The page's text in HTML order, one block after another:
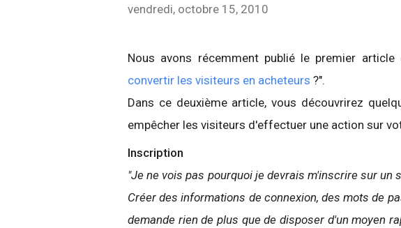
vendredi, octobre 15, 2010
Nous avons récemment publié le premier
convertir les visiteurs en acheteurs ?".
Dans ce deuxième article, vous découvrirez
empêcher les visiteurs d'effectuer une action sur
Inscription
"Je ne vois pas pourquoi je devrais m'inscrire sur un
Créer des informations de connexion, des mots de
demande rien de plus que de disposer d'un moyen